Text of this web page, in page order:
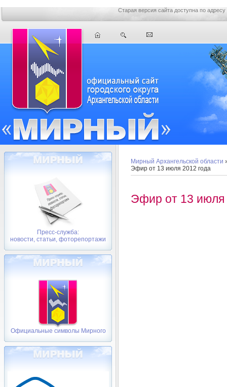
Старая версия сайта доступна по адресу
Пресс-служба:
новости, статьи, фоторепортажи
Официальные символы Мирного
Мирный Архангельской области
Эфир от 13 июля 2012 года
Эфир от 13 июля